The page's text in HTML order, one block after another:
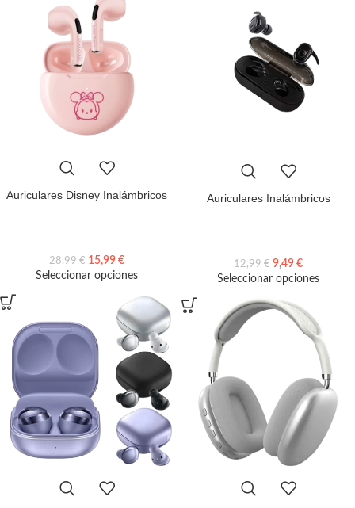
Auriculares Disney Inalámbricos
28,99€ 15,99 €
Seleccionar opciones
Auriculares Inalámbricos
12,99€ 9,49 €
Seleccionar opciones